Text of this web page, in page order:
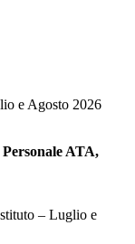
e Agosto 2026
ATA,
– Luglio e